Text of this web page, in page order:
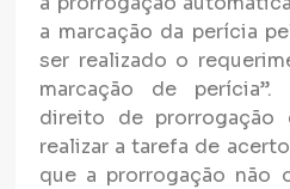
a marcação da perícia
ser realizado o
marcação de
direito de
realizar a tarefa de
que a prorrogação não